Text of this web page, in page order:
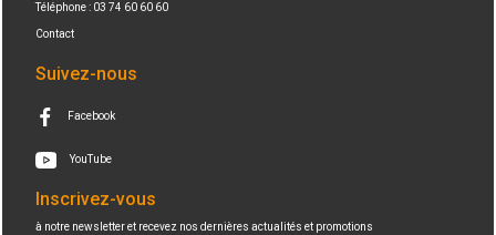
Téléphone : 03 74 60 60 60
Contact
Suivez-nous
Facebook
YouTube
Inscrivez-vous
à notre newsletter et recevez nos dernières actualités et promotions